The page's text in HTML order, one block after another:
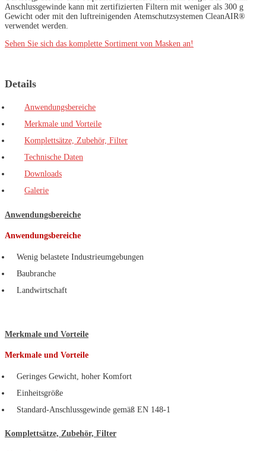
Anschlussgewinde kann mit zertifizierten Filtern mit weniger als 300 g
Gewicht oder mit den luftreinigenden Atemschutzsystemen CleanAIR®
verwendet werden.
Sehen Sie sich das komplette Sortiment von Masken an!
Details
Anwendungsbereiche
Merkmale und Vorteile
Komplettsätze, Zubehör, Filter
Technische Daten
Downloads
Galerie
Anwendungsbereiche
Anwendungsbereiche
Wenig belastete Industrieumgebungen
Baubranche
Landwirtschaft
Merkmale und Vorteile
Merkmale und Vorteile
Geringes Gewicht, hoher Komfort
Einheitsgröße
Standard-Anschlussgewinde gemäß EN 148-1
Komplettsätze, Zubehör, Filter